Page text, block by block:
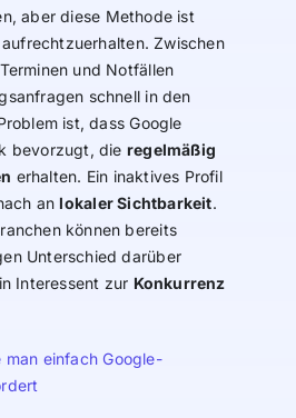
aber diese Methode ist
Zwischen
und Notfällen
schnell in den
ist, dass Google
bevorzugt, die regelmäßig
erhalten. Ein inaktives Profil
anlokaler Sichtbarkeit.
können bereits
Unterschied darüber
Interessent zur Konkurrenz
man einfach Google-